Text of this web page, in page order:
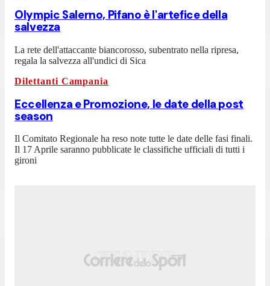
Olympic Salerno, Pifano è l'artefice della
salvezza
La rete dell'attaccante biancorosso, subentrato nella ripresa,
regala la salvezza all'undici di Sica
Dilettanti Campania
Eccellenza e Promozione, le date della post
season
Il Comitato Regionale ha reso note tutte le date delle fasi finali.
Il 17 Aprile saranno pubblicate le classifiche ufficiali di tutti i
gironi